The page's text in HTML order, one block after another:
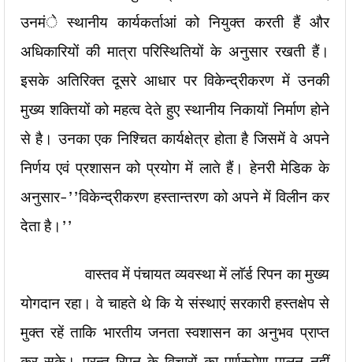
उनमंे स्थानीय कार्यकर्ताआं को नियुक्त करती हैं और
अधिकारियों की मात्रा परिस्थितियों के अनुसार रखती हैं।
इसके अतिरिक्त दूसरे आधार पर विकेन्द्रीकरण में उनकी
मुख्य शक्तियों को महत्व देते हुए स्थानीय निकायों निर्माण होने
से है। उनका एक निश्चित कार्यक्षेत्र होता है जिसमें वे अपने
निर्णय एवं प्रशासन को प्रयोग में लाते हैं। हेनरी मेडिक के
अनुसार-’’विकेन्द्रीकरण हस्तान्तरण को अपने में विलीन कर
देता है।’’
वास्तव में पंचायत व्यवस्था में लाॅर्ड रिपन का मुख्य
योगदान रहा। वे चाहते थे कि ये संस्थाएं सरकारी हस्तक्षेप से
मुक्त रहें ताकि भारतीय जनता स्वशासन का अनुभव प्राप्त